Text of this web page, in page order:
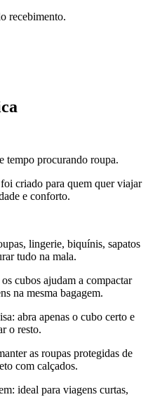
recebimento.
tempo procurando roupa.
criado para quem quer viajar
e conforto.
lingerie, biquínis, sapatos
tudo na mala.
cubos ajudam a compactar
na mesma bagagem.
abra apenas o cubo certo e
o resto.
as roupas protegidas de
com calçados.
ideal para viagens curtas,